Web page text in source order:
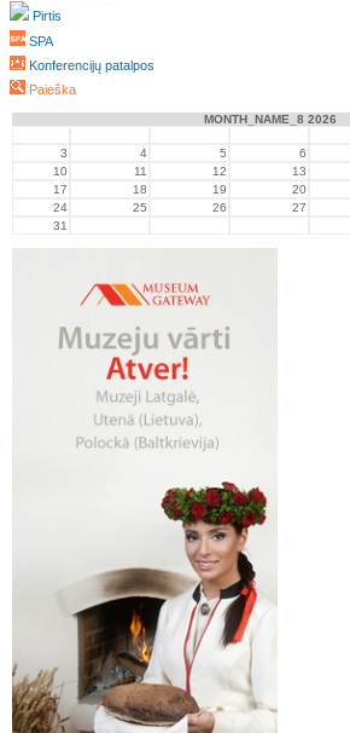
Pirtis
SPA
Konferencijų patalpos
Paieška
MONTH_NAME_8 2026
3
4 5 6
10
11 12 13
17
18 19 20
24
25 26 27
31